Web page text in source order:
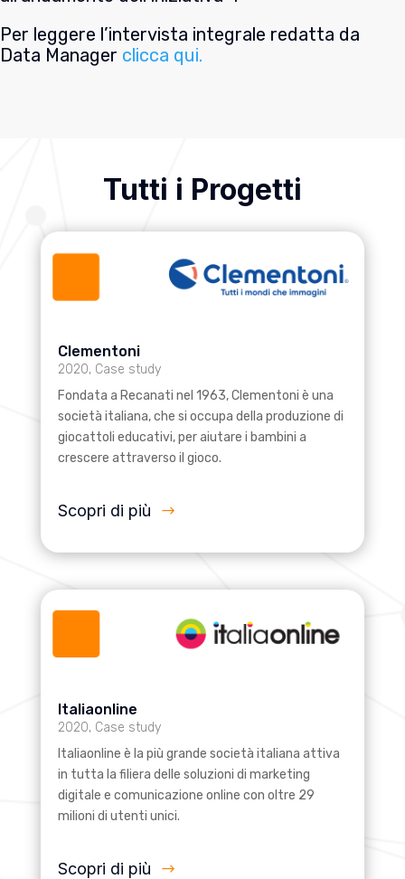
Per leggere l’intervista integrale redatta da
Data Manager clicca qui.
Tutti i Progetti
Clementoni
2020, Case study
Fondata a Recanati nel 1963, Clementoni è una
società italiana, che si occupa della produzione di
giocattoli educativi, per aiutare i bambini a
crescere attraverso il gioco.
Scopri di più
Italiaonline
2020, Case study
Italiaonline è la più grande società italiana attiva
in tutta la filiera delle soluzioni di marketing
digitale e comunicazione online con oltre 29
milioni di utenti unici.
Scopri di più